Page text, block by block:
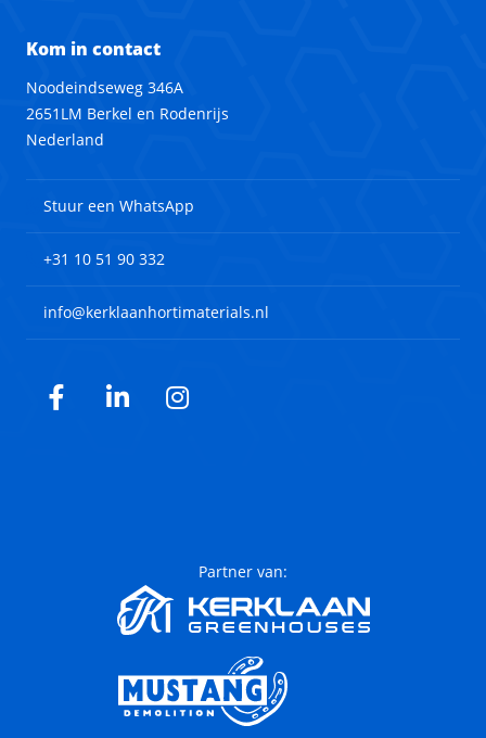
Kom in contact
Noodeindseweg 346A
2651LM Berkel en Rodenrijs
Nederland
Stuur een WhatsApp
+31 10 51 90 332
info@kerklaanhortimaterials.nl
Facebook
LinkedInInstagram
Partner van: